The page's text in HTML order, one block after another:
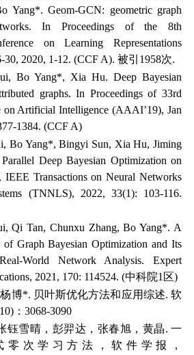
Yang*. Geom-GCN: geometric graph
In Proceedings of the 8th
on Learning Representations
30, 2020, 1-12. (CCF A). 被引1958次.
Bo Yang*, Xia Hu. Deep Bayesian
graphs. In Proceedings of 33rd
Artificial Intelligence (AAAI’19), Jan
1384. (CCF A)
Bo Yang*, Bingyi Sun, Xia Hu, Jiming
Deep Bayesian Optimization on
IEEE Transactions on Neural Networks
(TNNLS), 2022, 33(1): 103-116.
Qi Tan, Chunxu Zhang, Bo Yang*. A
Graph Bayesian Optimization and Its
World Network Analysis. Expert
, 2021, 170: 114524. (中科院1区)
博*. 贝叶斯优化方法和应用综述. 软
：3068-3090
钰雪晴，彭羿达，张春旭，黄晶. 一
零次学习方法，软件学报
，